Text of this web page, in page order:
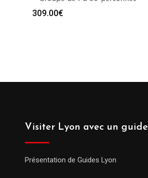
309.00€
Visiter Lyon avec un guide
Présentation de Guides Lyon